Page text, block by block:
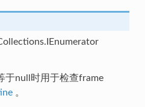
于null时用于检查frame
。